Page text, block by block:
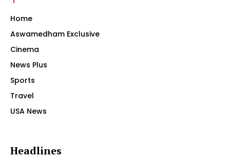
Home
Aswamedham Exclusive
Cinema
News Plus
Sports
Travel
USA News
Headlines